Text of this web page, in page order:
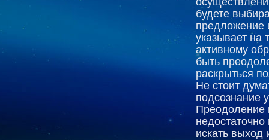
будете
предложение
указывает на
активному
быть
раскрыться
Не стоит
подсознание
Преодоление
искать выход